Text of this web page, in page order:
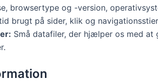
browsertype og -version,
brugt på sider, klik og
Små datafiler, der hjælper os med